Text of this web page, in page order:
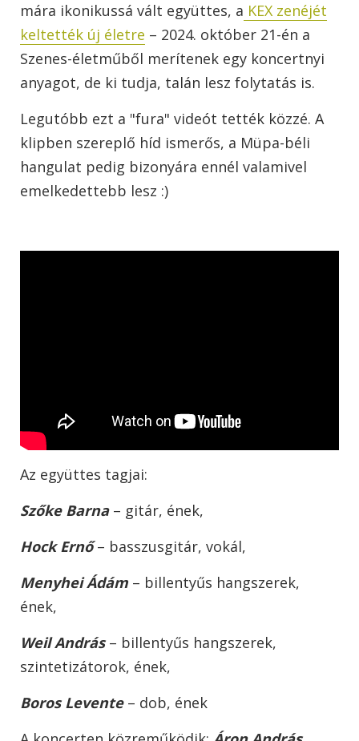
mára ikonikussá vált együttes, a KEX zenéjét
keltették új életre – 2024. október 21-én a
Szenes-életműből merítenek egy koncertnyi
anyagot, de ki tudja, talán lesz folytatás is.
Legutóbb ezt a "fura" videót tették közzé. A
klipben szereplő híd ismerős, a Müpa-béli
hangulat pedig bizonyára ennél valamivel
emelkedettebb lesz :)
Az együttes tagjai:
Szőke Barna– gitár, ének,
Hock Ernő– basszusgitár, vokál,
Menyhei Ádám – billentyűs hangszerek,
ének,
Weil András– billentyűs hangszerek,
szintetizátorok, ének,
Boros Levente – dob, ének